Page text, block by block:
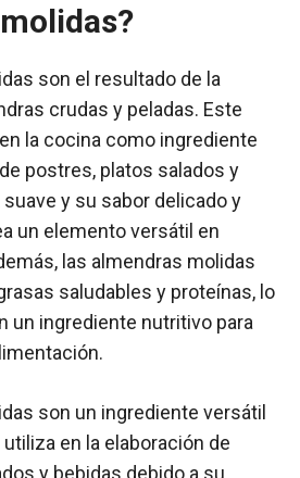
son el resultado de la
crudas y peladas. Este
la cocina como ingrediente
postres, platos salados y
y su sabor delicado y
un elemento versátil en
las almendras molidas
saludables y proteínas, lo
un ingrediente nutritivo para
son un ingrediente versátil
en la elaboración de
y bebidas debido a su